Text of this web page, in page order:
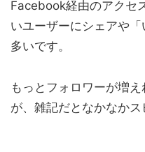
Facebook経由のアクセ
いユーザーにシェアや
多いです。
もっとフォロワーが増
が、雑記だとなかなかス